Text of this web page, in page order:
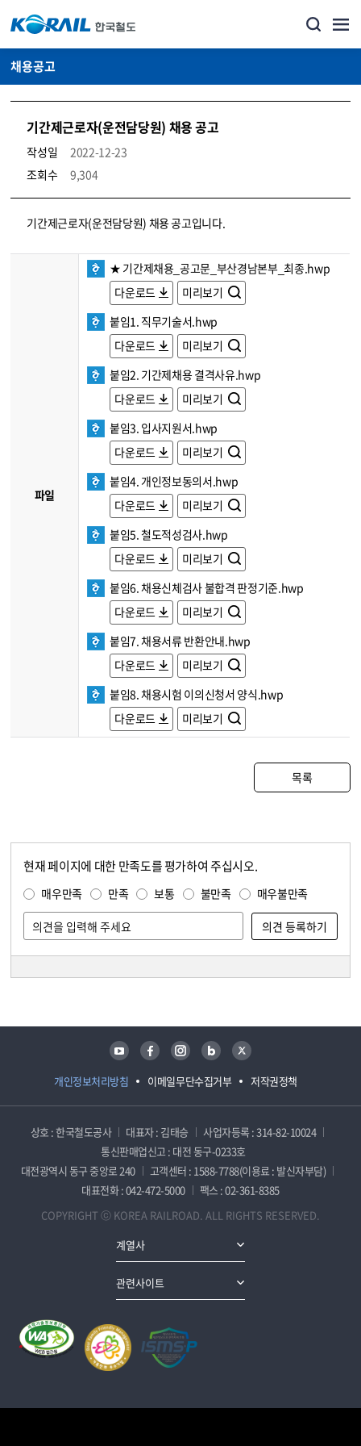
채용공고
기간제근로자(운전담당원) 채용 공고
작성일
2022-12-23
조회수
9,304
코레일소개_경영공시_채용공고 상세보기 – 내용, 파일, 담당자 연락처로 구성
기간제근로자(운전담당원) 채용 공고입니다.
파일
★ 기간제채용_공고문_부산경남본부_최종.hwp
다운로드
미리보기
붙임1. 직무기술서.hwp
다운로드
미리보기
붙임2. 기간제채용 결격사유.hwp
다운로드
미리보기
붙임3. 입사지원서.hwp
다운로드
미리보기
붙임4. 개인정보동의서.hwp
다운로드
미리보기
붙임5. 철도적성검사.hwp
다운로드
미리보기
붙임6. 채용신체검사 불합격 판정기준.hwp
다운로드
미리보기
붙임7. 채용서류 반환안내.hwp
다운로드
미리보기
붙임8. 채용시험 이의신청서 양식.hwp
다운로드
미리보기
목록
현재 페이지에 대한 만족도를 평가하여 주십시오.
매우만족 만족 보통 불만족 매우불만족
개인정보처리방침 이메일무단수집거부 저작권정책
유튜브 페이스북 인스타그램 블로그 트위터
상호 : 한국철도공사 대표자 : 김태승
사업자등록 : 314-82-10024
통신판매업신고 : 대전 동구-0233호
대전광역시 동구 중앙로 240
고객센터 : 1588-7788(이용료 : 발신자부담)
대표전화 : 042-472-5000
팩스 : 02-361-8385
COPYRIGHT ⓒ KOREA RAILROAD. ALL RIGHTS RESERVED.
계열사
관련사이트